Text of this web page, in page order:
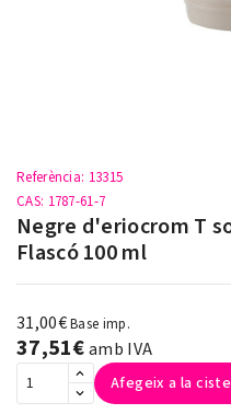
Referència: 13315
CAS: 1787-61-7
Negre d'eriocrom T
Flascó 100 ml
31,00€Base imp.
37,51€amb IVA
Afegeix a la